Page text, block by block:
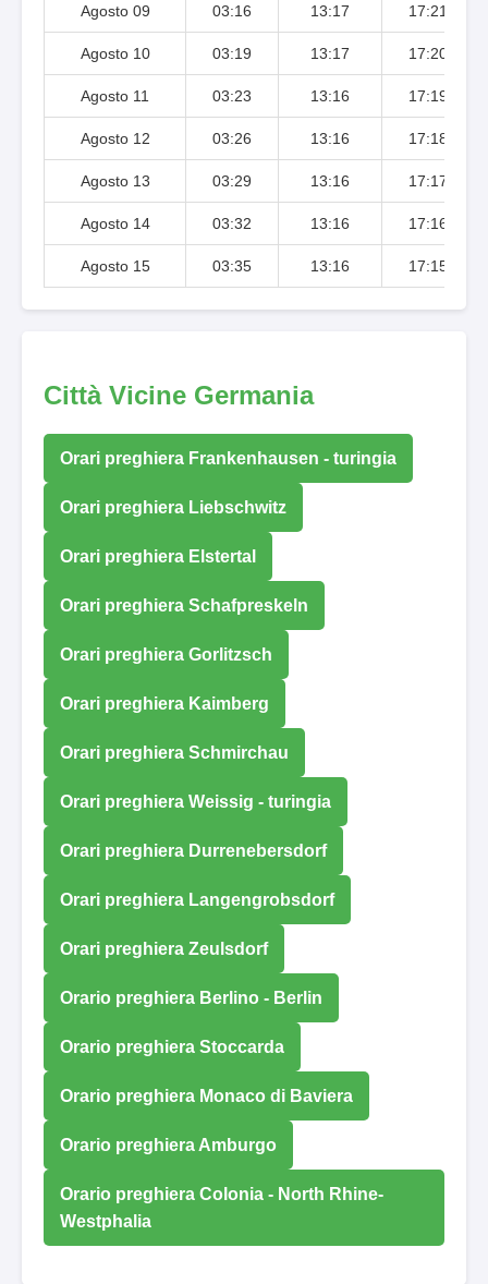
Agosto 09 03:16 13:17 17:21
Agosto 10 03:19 13:17 17:20
Agosto 11 03:23 13:16 17:19
Agosto 12 03:26 13:16 17:18
Agosto 13 03:29 13:16 17:17
Agosto 14 03:32 13:16 17:16
Agosto 15 03:35 13:16 17:15
Città Vicine Germania
Orari preghiera Frankenhausen - turingia
Orari preghiera Liebschwitz
Orari preghiera Elstertal
Orari preghiera Schafpreskeln
Orari preghiera Gorlitzsch
Orari preghiera Kaimberg
Orari preghiera Schmirchau
Orari preghiera Weissig - turingia
Orari preghiera Durrenebersdorf
Orari preghiera Langengrobsdorf
Orari preghiera Zeulsdorf
Orario preghiera Berlino - Berlin
Orario preghiera Stoccarda
Orario preghiera Monaco di Baviera
Orario preghiera Amburgo
Orario preghiera Colonia - North Rhine-
Westphalia